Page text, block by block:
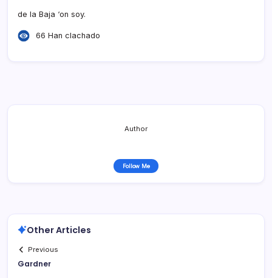
de la Baja ‘on soy.
66 Han clachado
Author
Follow Me
Other Articles
Previous
Gardner